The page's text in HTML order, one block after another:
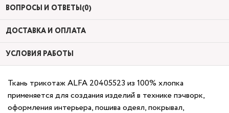
ВОПРОСЫ И ОТВЕТЫ(0)
ДОСТАВКА И ОПЛАТА
УСЛОВИЯ РАБОТЫ
Ткань трикотаж ALFA 20405523 из 100% хлопка
применяется для создания изделий в технике пэчворк,
оформления интерьера, пошива одеял, покрывал,